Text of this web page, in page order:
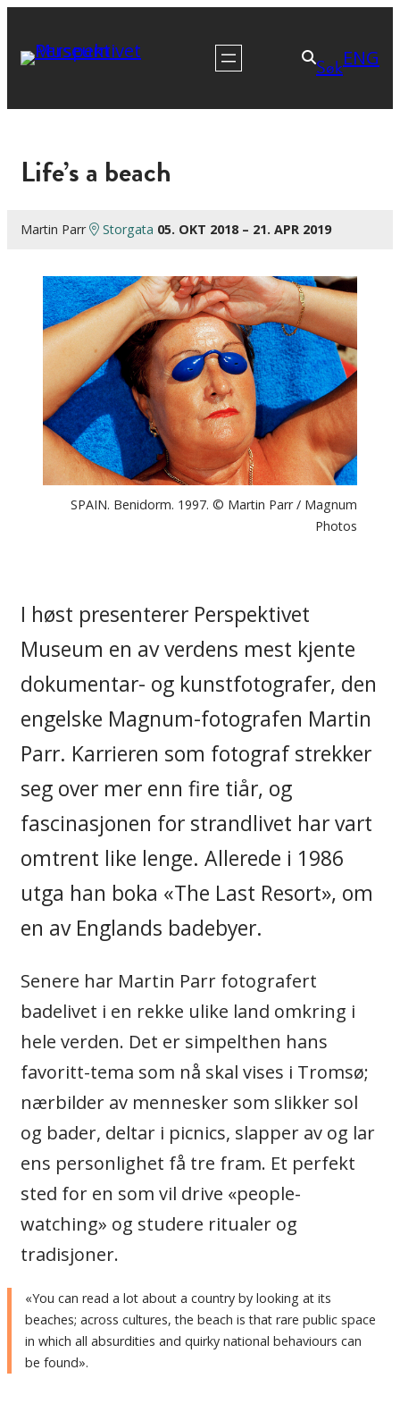
SøkENG
Life’s a beach
Martin Parr Storgata 05. OKT 2018 – 21. APR 2019
SPAIN. Benidorm. 1997. © Martin Parr / Magnum
Photos
I høst presenterer Perspektivet
Museum en av verdens mest kjente
dokumentar- og kunstfotografer, den
engelske Magnum-fotografen Martin
Parr. Karrieren som fotograf strekker
seg over mer enn fire tiår, og
fascinasjonen for strandlivet har vart
omtrent like lenge. Allerede i 1986
utga han boka «The Last Resort», om
en av Englands badebyer.
Senere har Martin Parr fotografert
badelivet i en rekke ulike land omkring i
hele verden. Det er simpelthen hans
favoritt-tema som nå skal vises i Tromsø;
nærbilder av mennesker som slikker sol
og bader, deltar i picnics, slapper av og lar
ens personlighet få tre fram. Et perfekt
sted for en som vil drive «people-
watching» og studere ritualer og
tradisjoner.
«You can read a lot about a country by looking at its
beaches; across cultures, the beach is that rare public space
in which all absurdities and quirky national behaviours can
be found».